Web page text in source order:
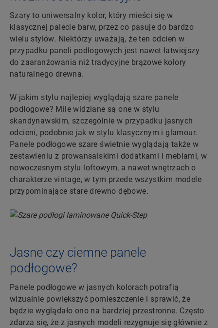
Szary to uniwersalny kolor, który mieści się w
klasycznej palecie barw, przez co pasuje do bardzo
wielu stylów. Niektórzy uważają, że ten odcień w
przypadku paneli podłogowych jest nawet łatwiejszy
do zaaranżowania niż tradycyjne brązowe kolory
naturalnego drewna.
W jakim stylu najlepiej wyglądają szare panele
podłogowe? Mile widziane są one w stylu
skandynawskim, szczególnie w przypadku jasnych
odcieni, podobnie jak w stylu klasycznym i glamour.
Panele podłogowe szare świetnie wyglądają także w
zestawieniu z prowansalskimi dodatkami i meblami, w
nowoczesnym stylu loftowym, a nawet wnętrzach o
charakterze vintage, w tym przede wszystkim modele
przypominające stare drewno dębowe.
Jasne czy ciemne panele
podłogowe?
Panele podłogowe w jasnych kolorach potrafią
wizualnie powiększyć pomieszczenie i sprawić, że
będzie wyglądało ono na bardziej przestronne. Często
zdarza się, że z jasnych modeli rezygnuje się głównie z